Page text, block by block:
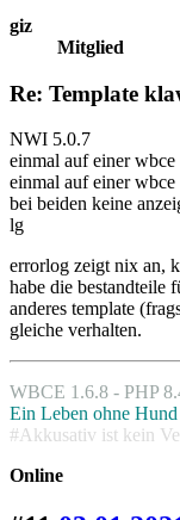
giz
Mitglied
Re: Template
NWI 5.0.7
einmal auf einer
einmal auf einer wbce
bei beiden keine
lg
errorlog zeigt nix an,
habe die bestandteile
anderes template
gleiche verhalten.
WBCE 1.6.8 - PHP
Ein Leben ohne
#Akkusativ ist kein
Online